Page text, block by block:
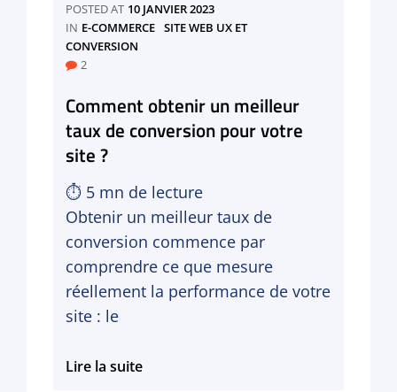
POSTED AT 10 JANVIER 2023
IN CATEGORIES
E-COMMERCE SITE WEB UX ET
CONVERSION
2
Comment obtenir un meilleur
taux de conversion pour votre
site ?
⏱ 5 mn de lecture
Obtenir un meilleur taux de
conversion commence par
comprendre ce que mesure
réellement la performance de votre
site : le
Lire la suiteComment